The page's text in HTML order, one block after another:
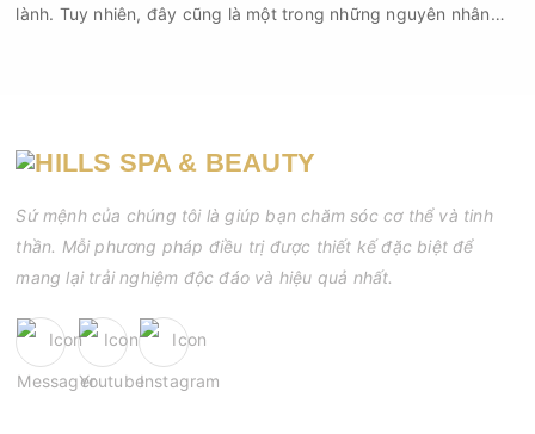
lành. Tuy nhiên, đây cũng là một trong những nguyên nhân
Sứ mệnh của chúng tôi là giúp bạn chăm sóc cơ thể và tinh
thần. Mỗi phương pháp điều trị được thiết kế đặc biệt để
mang lại trải nghiệm độc đáo và hiệu quả nhất.